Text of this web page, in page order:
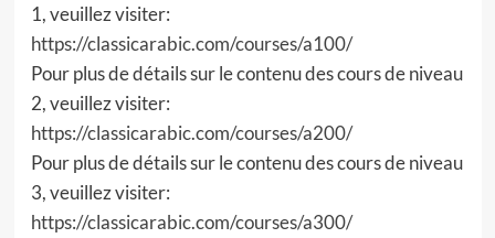
1, veuillez visiter:
https://classicarabic.com/courses/a100/
Pour plus de détails sur le contenu des cours de niveau
2, veuillez visiter:
https://classicarabic.com/courses/a200/
Pour plus de détails sur le contenu des cours de niveau
3, veuillez visiter:
https://classicarabic.com/courses/a300/